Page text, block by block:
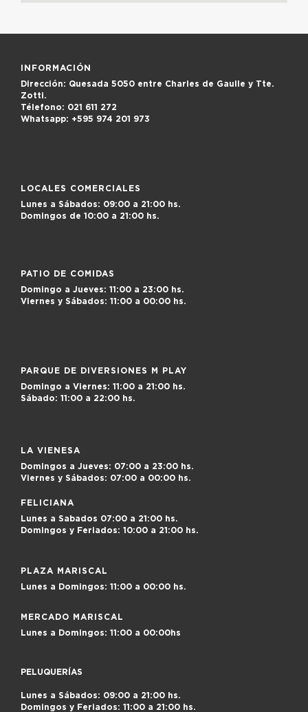
INFORMACIÓN
Dirección: Quesada 5050 entre Charles de Gaulle y Tte.
Zotti.
Télefono: 021 611 272
Whatsapp: +595 974 201 973
LOCALES COMERCIALES
Lunes a Sábados: 09:00 a 21:00 hs.
Domingos de 10:00 a 21:00 hs.
PATIO DE COMIDAS
Domingo a Jueves: 11:00 a 23:00 hs.
Viernes y Sábados: 11:00 a 00:00 hs.
PARQUE DE DIVERSIONES M PLAY
Domingo a Viernes: 11:00 a 21:00 hs.
Sábado: 11:00 a 22:00 hs.
LA VIENESA
Domingos a Jueves: 07:00 a 23:00 hs.
Viernes y Sábados: 07:00 a 00:00 hs.
FELICIANA
Lunes a Sabados 07:00 a 21:00 hs.
Domingos y Feriados: 10:00 a 21:00 hs.
PLAZA MARISCAL
Lunes a Domingos: 11:00 a 00:00 hs.
MERCADO MARISCAL
Lunes a Domingos: 11:00 a 00:00hs
PELUQUERÍAS
Lunes a Sábados: 09:00 a 21:00 hs.
Domingos y Feriados: 11:00 a 21:00 hs.